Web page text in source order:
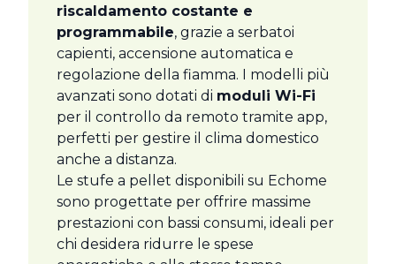
riscaldamento costante e
programmabile, grazie a serbatoi
capienti, accensione automatica e
regolazione della fiamma. I modelli più
avanzati sono dotati di moduli Wi-Fi
per il controllo da remoto tramite app,
perfetti per gestire il clima domestico
anche a distanza.
Le stufe a pellet disponibili su Echome
sono progettate per offrire massime
prestazioni con bassi consumi, ideali per
chi desidera ridurre le spese